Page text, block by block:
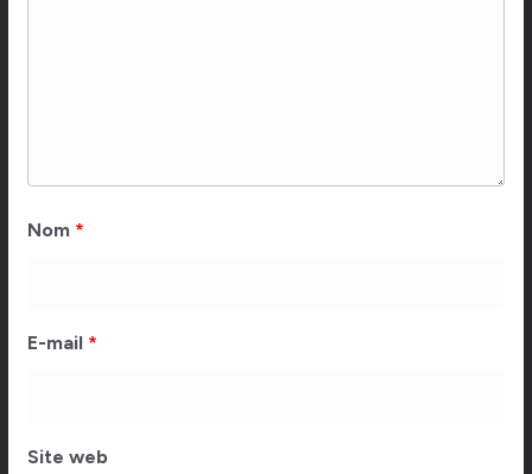
Nom *
E-mail *
Site web